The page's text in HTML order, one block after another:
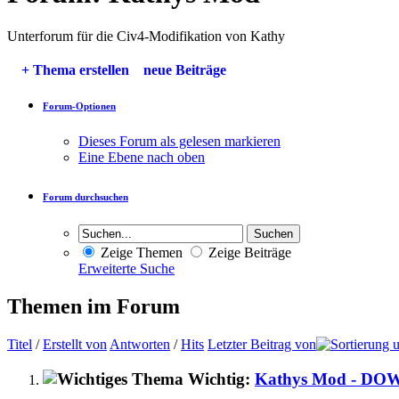
Unterforum für die Civ4-Modifikation von Kathy
+ Thema erstellen neue Beiträge
Forum-Optionen
Dieses Forum als gelesen markieren
Eine Ebene nach oben
Forum durchsuchen
Zeige Themen
Zeige Beiträge
Erweiterte Suche
Themen im Forum
Titel /Erstellt von Antworten /Hits Letzter Beitrag von
Wichtig: Kathys Mod -